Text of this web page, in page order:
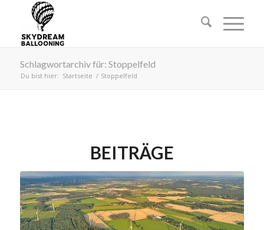
Schlagwortarchiv für: Stoppelfeld
Du bist hier: Startseite / Stoppelfeld
BEITRÄGE